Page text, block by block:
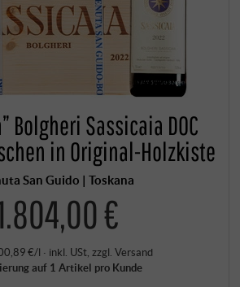
Bolgheri Sassicaia DOC
in Original-Holzkiste
San Guido | Toskana
€
€/l · inkl. USt, zzgl. Versand
auf 1 Artikel pro Kunde